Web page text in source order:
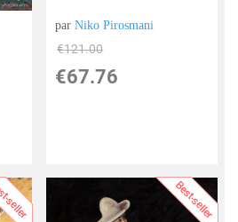
parNiko Pirosmani
€121.00
€67.76
seller Best-seller